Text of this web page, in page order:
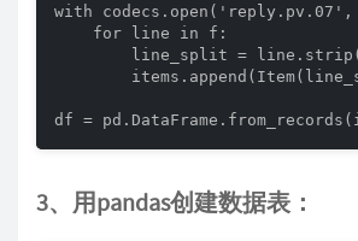
with
    for line in f:
line_split =
3、用pandas创建数据表：